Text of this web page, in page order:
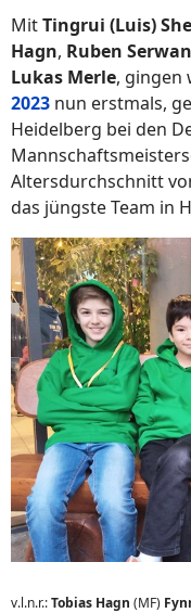
MitTingrui (Luis)
Hagn, Ruben
Lukas Merle, gingen
2023 nun erstmals,
Heidelberg bei den
Altersdurchschnitt
das jüngste Team in
v.l.n.r.:Tobias Hagn (MF)